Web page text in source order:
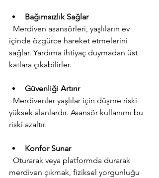
Bağımsızlık Sağlar
içinde özgürce hareket etmelerini
sağlar. Yardıma ihtiyaç duymadan üst
katlara çıkabilirler.
Güvenliği Artırır
yüksek alanlardır. Asansör kullanımı bu
riski azaltır.
Konfor Sunar
merdiven çıkmak, fiziksel yorgunluğu